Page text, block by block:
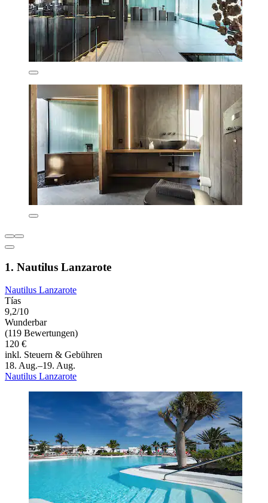
1. Nautilus Lanzarote
Nautilus Lanzarote
Tías
9,2/10
Wunderbar
(119 Bewertungen)
120 €
inkl. Steuern & Gebühren
18. Aug.–19. Aug.
Nautilus Lanzarote